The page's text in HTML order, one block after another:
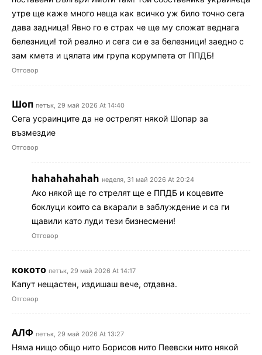
утре ще каже много неща как всичко уж било точно сега
дава задница! Явно го е страх че ще му сложат веднага
белезници! той реално и сега си е за белезници! заедно с
зам кмета и цялата им група корумпета от ППДБ!
Отговор
Шоп петък, 29 май 2026 At 14:40
Сега усраинците да не острелят някой Шопар за
възмездие
Отговор
hahahahahah неделя, 31 май 2026 At 20:24
Ако някой ще го стрелят ще е ППДБ и коцевите
боклуци които са вкарали в заблуждение и са ги
щавили като луди тези бизнесмени!
Отговор
кокото петък, 29 май 2026 At 14:17
Капут нещастен, издишаш вече, отдавна.
Отговор
АЛФ петък, 29 май 2026 At 13:27
Няма нищо общо нито Борисов нито Пеевски нито някой